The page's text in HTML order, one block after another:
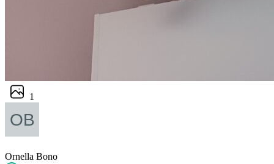
1
Ornella Bono